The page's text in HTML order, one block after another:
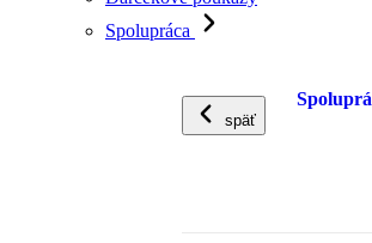
Spolupráca
späť